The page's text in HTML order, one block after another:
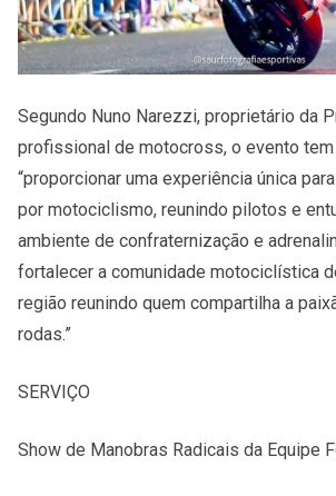
Segundo Nuno Narezzi, proprietário da
profissional de motocross, o evento
“proporcionar uma experiência única
por motociclismo, reunindo pilotos e
ambiente de confraternização e
fortalecer a comunidade motociclística
região reunindo quem compartilha a
rodas.”
SERVIÇO
Show de Manobras Radicais da Equipe